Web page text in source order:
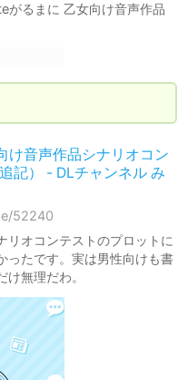
がるまに 乙女向け音声作品
け音声作品シナリオコン
記） - DLチャンネル み
52240
リオコンテストのプロットに
ったです。実は男性向けも書
無理だわ。